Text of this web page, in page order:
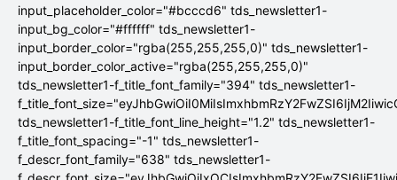
input_placeholder_color="#bcccd6" tds_newsletter1-
input_bg_color="#ffffff" tds_newsletter1-
input_border_color="rgba(255,255,255,0)" tds_newsletter1-
input_border_color_active="rgba(255,255,255,0)"
tds_newsletter1-f_title_font_family="394" tds_newsletter1-
tds_newsletter1-f_title_font_line_height="1.2" tds_newsletter1-
f_title_font_spacing="-1" tds_newsletter1-
f_descr_font_family="638" tds_newsletter1-